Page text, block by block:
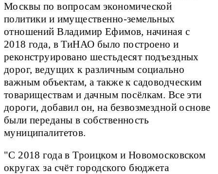
Москвы по вопросам экономической
политики и имущественно-земельных
отношений Владимир Ефимов, начиная с
2018 года, в ТиНАО было построено и
реконструировано шестьдесят подъездных
дорог, ведущих к различным социально
важным объектам, а также к садоводческим
товариществам и дачным посёлкам. Все эти
дороги, добавил он, на безвозмездной основе
были переданы в собственность
муниципалитетов.
"С 2018 года в Троицком и Новомосковском
округах за счёт городского бюджета